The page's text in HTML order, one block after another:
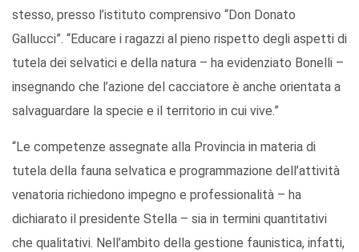
stesso, presso l’istituto comprensivo “Don Donato
Gallucci”. “Educare i ragazzi al pieno rispetto degli aspetti di
tutela dei selvatici e della natura – ha evidenziato Bonelli –
insegnando che l’azione del cacciatore è anche orientata a
salvaguardare la specie e il territorio in cui vive.”
“Le competenze assegnate alla Provincia in materia di
tutela della fauna selvatica e programmazione dell’attività
venatoria richiedono impegno e professionalità – ha
dichiarato il presidente Stella – sia in termini quantitativi
che qualitativi. Nell’ambito della gestione faunistica, infatti,